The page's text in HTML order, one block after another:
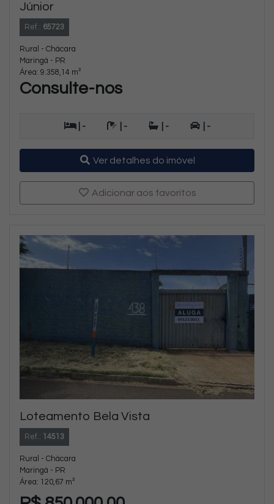
Júnior
Ref.: 65723
Rural - Chácara
Maringá - PR
Área: 9.358,14 m²
Consulte-nos
| - | - | - | -
Ver detalhes do imóvel
Adicionar aos favoritos
Loteamento Bela Vista
Ref.: 14513
Rural - Chácara
Maringá - PR
Área: 120,67 m²